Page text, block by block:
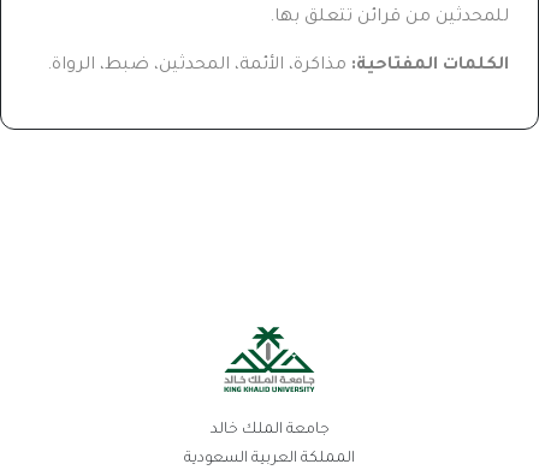
للمحدثين من قرائن تتعلق بها.
الكلمات المفتاحية: مذاكرة، الأئمة، المحدثين، ضبط، الرواة.
جامعة الملك خالد
المملكة العربية السعودية